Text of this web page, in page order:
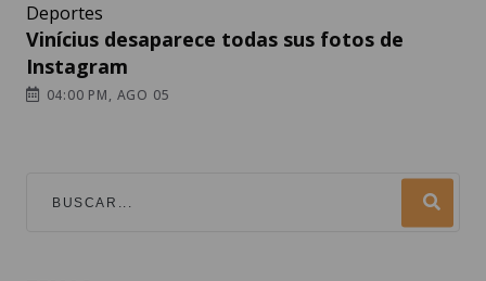
Deportes
Vinícius desaparece todas sus fotos de
Instagram
04:00 PM, AGO 05